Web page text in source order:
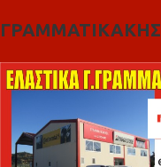
ΓΡΑΜΜΑΤΙΚΑΚΗΣ